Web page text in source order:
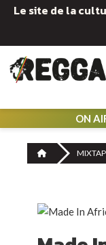
Le site de la
ON